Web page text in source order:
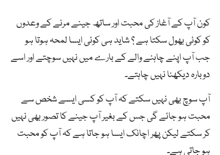
کون آپ کے آغاز کی محبت اور ساتھ جینے مرنے کے وعدوں
کو کوئی بھول سکتا ہے ؟ شاید ہی کوئی ایسا لمحہ ہوتا ہو
جب آپ اپنے چاہنے والے کے بارے میں نہیں سوچتے اور اسے
دوبارہ دیکھنا نہیں چاہتے۔
آپ سوچ بھی نہیں سکتے کہ آپ کو کسی ایسے شخص سے
محبت ہو جائے گی جس کے بغیر آپ جینے کا تصور بھی نہیں
کر سکتے لیکن پھر اچانک ایسا ہو جاتا ہے کہ آپ کو محبت
ہو جاتی ہے۔